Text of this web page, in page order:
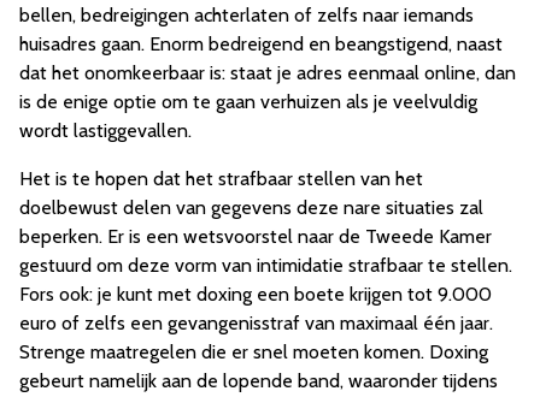
bellen, bedreigingen achterlaten of zelfs naar iemands
huisadres gaan. Enorm bedreigend en beangstigend, naast
dat het onomkeerbaar is: staat je adres eenmaal online, dan
is de enige optie om te gaan verhuizen als je veelvuldig
wordt lastiggevallen.
Het is te hopen dat het strafbaar stellen van het
doelbewust delen van gegevens deze nare situaties zal
beperken. Er is een wetsvoorstel naar de Tweede Kamer
gestuurd om deze vorm van intimidatie strafbaar te stellen.
Fors ook: je kunt met doxing een boete krijgen tot 9.000
euro of zelfs een gevangenisstraf van maximaal één jaar.
Strenge maatregelen die er snel moeten komen. Doxing
gebeurt namelijk aan de lopende band, waaronder tijdens